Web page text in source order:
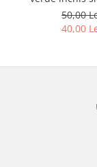
50,00
40,00